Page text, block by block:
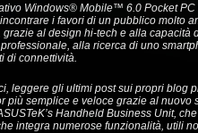
Windows® Mobile™ 6.0 Pocket
i favori di un pubblico molto
al design hi-tech e alla capacità
alla ricerca di uno
di connettività.
leggere gli ultimi post sui propri blog
più semplice e veloce grazie al nuovo
Handheld Business Unit,
integra numerose funzionalità, utili